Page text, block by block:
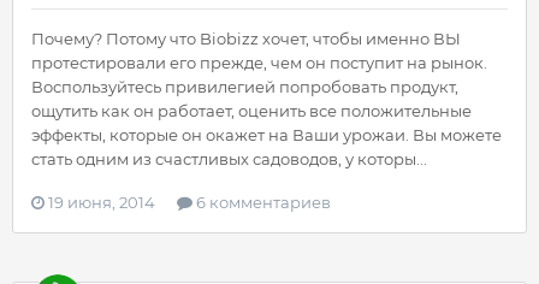
Почему? Потому что Biobizz хочет, чтобы именно ВЫ
протестировали его прежде, чем он поступит на рынок.
Воспользуйтесь привилегией попробовать продукт,
ощутить как он работает, оценить все положительные
эффекты, которые он окажет на Ваши урожаи. Вы можете
стать одним из счастливых садоводов, у которы...
19 июня, 2014 6 комментариев